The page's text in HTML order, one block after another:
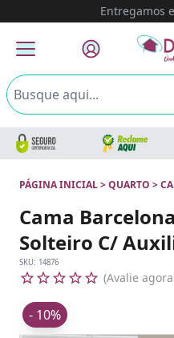
Parcele em
PÁGINA INICIAL>QUARTO >
Cama
Solteiro C/
SKU: 14876
Avalie
- 10%